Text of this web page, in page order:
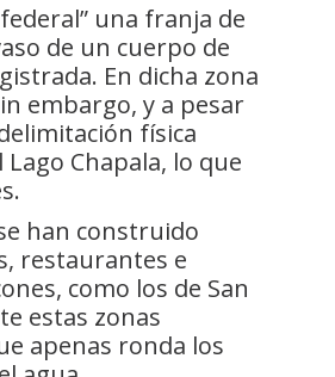
una franja de
de un cuerpo de
En dicha zona
embargo, y a pesar
física
Chapala, lo que
han construido
restaurantes e
como los de San
estas zonas
apenas ronda los